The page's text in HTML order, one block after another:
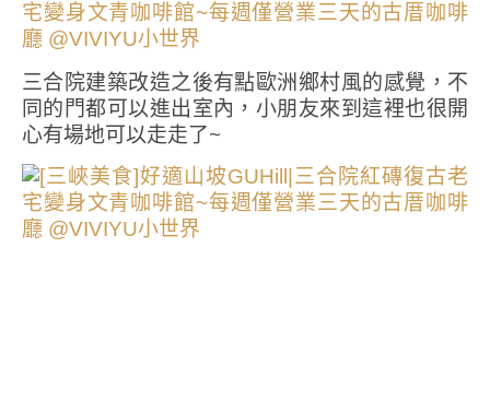
三合院建築改造之後有點歐洲鄉村風的感覺，不
同的門都可以進出室內，小朋友來到這裡也很開
心有場地可以走走了~